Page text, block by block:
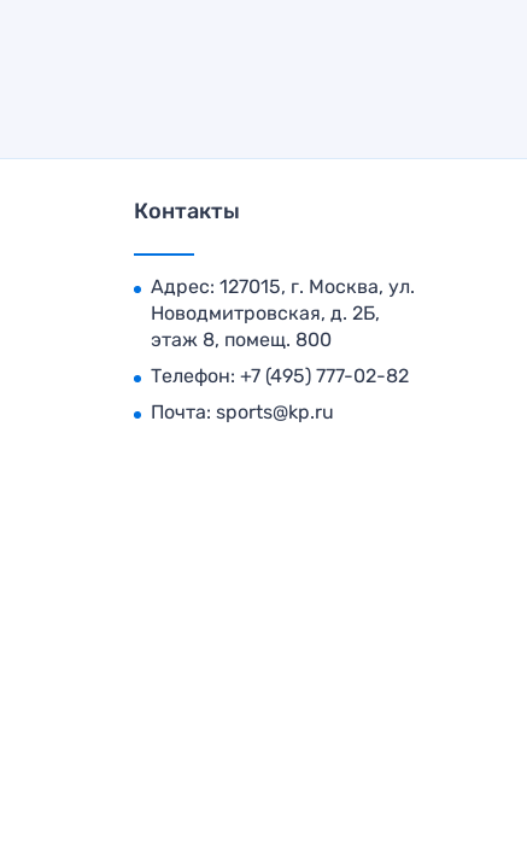
Контакты
Адрес: 127015, г. Москва, ул.
Новодмитровская, д. 2Б,
этаж 8, помещ. 800
Телефон: +7 (495) 777-02-82
Почта: sports@kp.ru